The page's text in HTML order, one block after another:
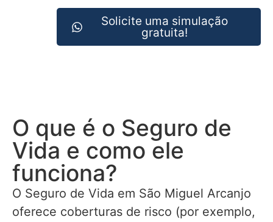
Solicite uma simulação
gratuita!
O que é o Seguro de
Vida e como ele
funciona?
O Seguro de Vida em São Miguel Arcanjo
oferece coberturas de risco (por exemplo,